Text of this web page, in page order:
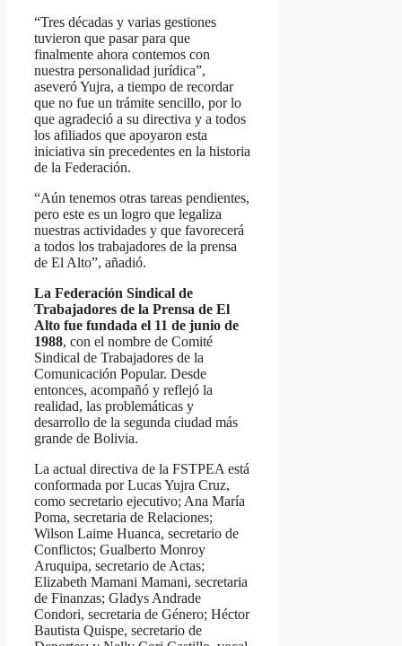
“Tres décadas y varias gestiones
tuvieron que pasar para que
finalmente ahora contemos con
nuestra personalidad jurídica”,
aseveró Yujra, a tiempo de recordar
que no fue un trámite sencillo, por lo
que agradeció a su directiva y a todos
los afiliados que apoyaron esta
iniciativa sin precedentes en la historia
de la Federación.
“Aún tenemos otras tareas pendientes,
pero este es un logro que legaliza
nuestras actividades y que favorecerá
a todos los trabajadores de la prensa
de El Alto”, añadió.
La Federación Sindical de
Trabajadores de la Prensa de El
Alto fue fundada el 11 de junio de
1988, con el nombre de Comité
Sindical de Trabajadores de la
Comunicación Popular. Desde
entonces, acompañó y reflejó la
realidad, las problemáticas y
desarrollo de la segunda ciudad más
grande de Bolivia.
La actual directiva de la FSTPEA está
conformada por Lucas Yujra Cruz,
como secretario ejecutivo; Ana María
Poma, secretaria de Relaciones;
Wilson Laime Huanca, secretario de
Conflictos; Gualberto Monroy
Aruquipa, secretario de Actas;
Elizabeth Mamani Mamani, secretaria
de Finanzas; Gladys Andrade
Condori, secretaria de Género; Héctor
Bautista Quispe, secretario de